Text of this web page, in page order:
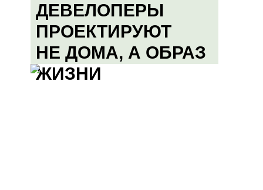
ДЕВЕЛОПЕРЫ
ПРОЕКТИРУЮТ
НЕ ДОМА, А ОБРАЗ
ЖИЗНИ